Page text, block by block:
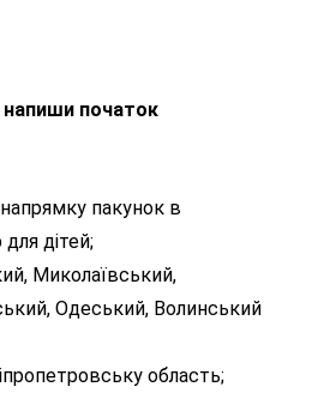
напиши початок
пакунок в
для дітей;
Миколаївський,
Одеський, Волинський
область;